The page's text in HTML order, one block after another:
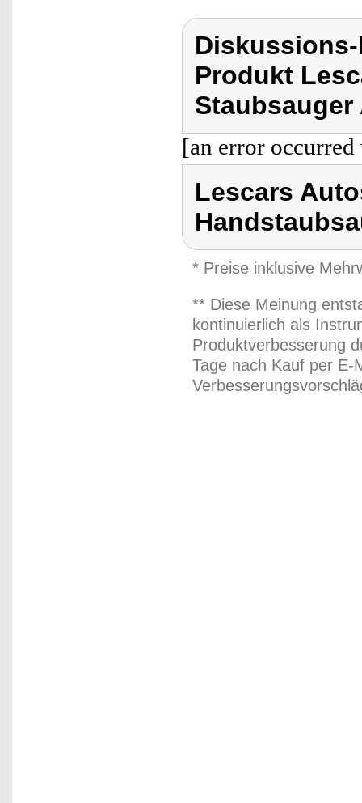
Produkt
[an error
Lescars
* Preise inklusive
** Diese Meinung
kontinuierlich als
Produktverbesserung
Tage nach Kauf per E-